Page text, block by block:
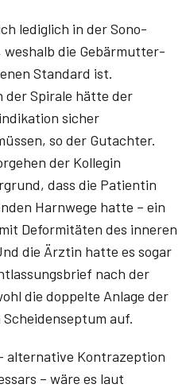
lediglich in der Sono-
die Gebärmutter-
Standard ist.
der Spirale hätte der
sicher
so der Gutachter.
der Kollegin
dass die Patientin
Harnwege hatte – ein
Deformitäten des inneren
die Ärztin hatte es sogar
nach der
die doppelte Anlage der
auf.
alternative Kontrazeption
– wäre es laut